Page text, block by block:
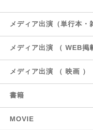
メディア出演（単行本・
メディア出演 （ WEB掲
メディア出演 （ 映画 ）
書籍
MOVIE